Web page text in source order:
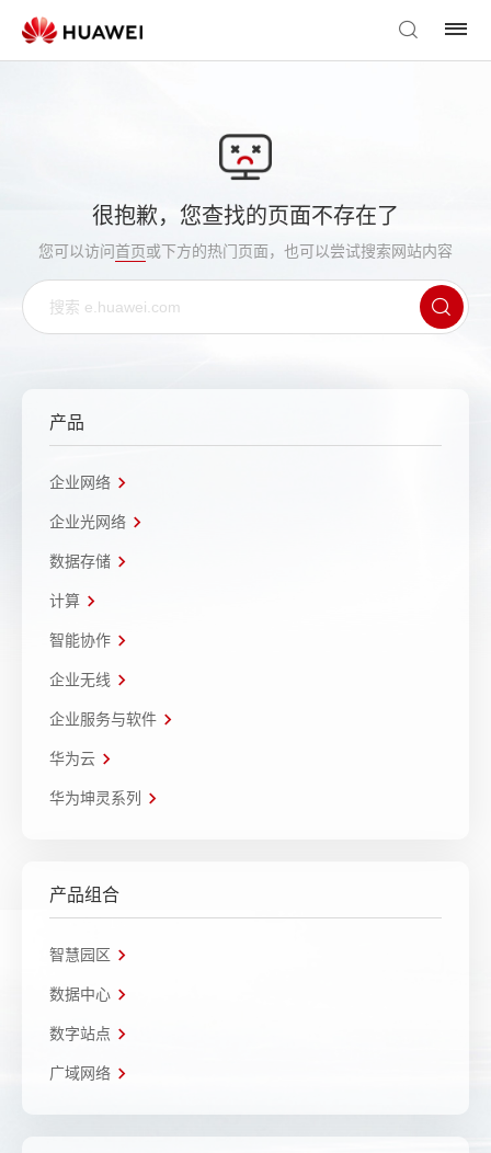
很抱歉，您查找的页面不存在了
您可以访问首页或下方的热门页面，也可以尝试搜索网站内容
产品
企业网络
企业光网络
数据存储
计算
智能协作
企业无线
企业服务与软件
华为云
华为坤灵系列
产品组合
智慧园区
数据中心
数字站点
广域网络